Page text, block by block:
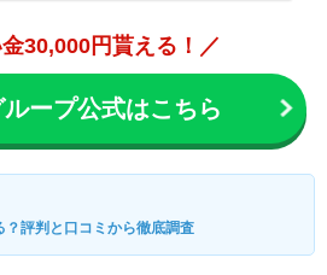
30,000円貰える！／
ープ公式はこちら
評判と口コミから徹底調査